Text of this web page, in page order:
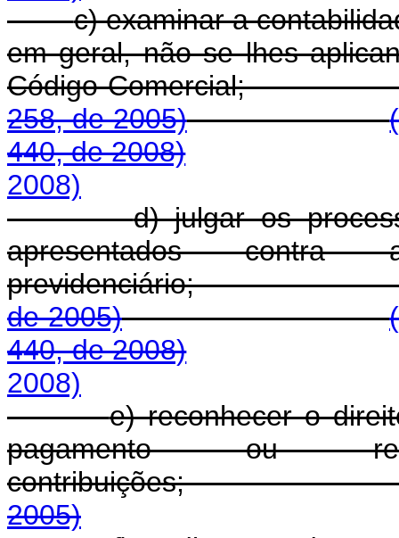
c) examinar a
em geral, não se lhes
Código
258, de 2005)
440, de 2008)
2008)
d) julgar os
apresentados
de 2005)
440, de 2008)
2008)
e) reconhecer o
pagamento ou
2005)